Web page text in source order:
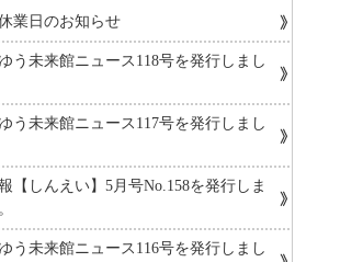
業日のお知らせ
う未来館ニュース118号を発行しまし
う未来館ニュース117号を発行しまし
【しんえい】5月号No.158を発行しま
う未来館ニュース116号を発行しまし